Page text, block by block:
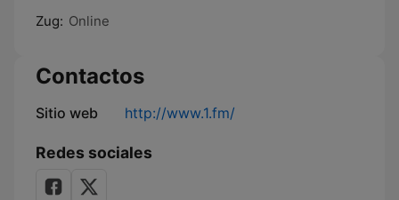
Zug: Online
Contactos
Sitio web http://www.1.fm/
Redes sociales